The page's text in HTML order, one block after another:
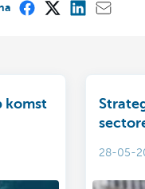
komst
28-05-